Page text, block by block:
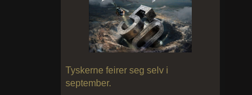
Tyskerne feirer seg selv i
september.